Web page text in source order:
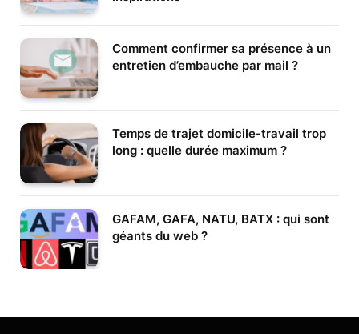
Comment confirmer sa présence à un
entretien d’embauche par mail ?
Temps de trajet domicile-travail trop
long : quelle durée maximum ?
GAFAM, GAFA, NATU, BATX : qui sont
géants du web ?